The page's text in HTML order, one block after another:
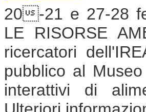
20-21 e 27-28
LE RISORSE
ricercatori
pubblico al
interattivi di